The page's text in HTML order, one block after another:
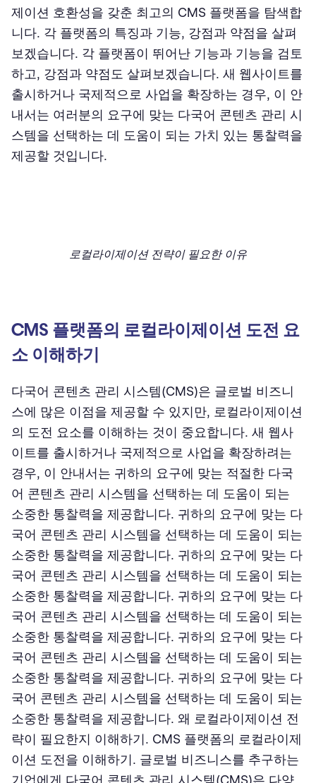
제이션 호환성을 갖춘 최고의 CMS 플랫폼을 탐색합
니다. 각 플랫폼의 특징과 기능, 강점과 약점을 살펴
보겠습니다. 각 플랫폼이 뛰어난 기능과 기능을 검토
하고, 강점과 약점도 살펴보겠습니다. 새 웹사이트를
출시하거나 국제적으로 사업을 확장하는 경우, 이 안
내서는 여러분의 요구에 맞는 다국어 콘텐츠 관리 시
스템을 선택하는 데 도움이 되는 가치 있는 통찰력을
제공할 것입니다.
로컬라이제이션 전략이 필요한 이유
CMS 플랫폼의 로컬라이제이션 도전 요
소 이해하기
다국어 콘텐츠 관리 시스템(CMS)은 글로벌 비즈니
스에 많은 이점을 제공할 수 있지만, 로컬라이제이션
의 도전 요소를 이해하는 것이 중요합니다. 새 웹사
이트를 출시하거나 국제적으로 사업을 확장하려는
경우, 이 안내서는 귀하의 요구에 맞는 적절한 다국
어 콘텐츠 관리 시스템을 선택하는 데 도움이 되는
소중한 통찰력을 제공합니다. 귀하의 요구에 맞는 다
국어 콘텐츠 관리 시스템을 선택하는 데 도움이 되는
소중한 통찰력을 제공합니다. 귀하의 요구에 맞는 다
국어 콘텐츠 관리 시스템을 선택하는 데 도움이 되는
소중한 통찰력을 제공합니다. 귀하의 요구에 맞는 다
국어 콘텐츠 관리 시스템을 선택하는 데 도움이 되는
소중한 통찰력을 제공합니다. 귀하의 요구에 맞는 다
국어 콘텐츠 관리 시스템을 선택하는 데 도움이 되는
소중한 통찰력을 제공합니다. 귀하의 요구에 맞는 다
국어 콘텐츠 관리 시스템을 선택하는 데 도움이 되는
소중한 통찰력을 제공합니다. 왜 로컬라이제이션 전
략이 필요한지 이해하기. CMS 플랫폼의 로컬라이제
이션 도전을 이해하기. 글로벌 비즈니스를 추구하는
기업에게 다국어 콘텐츠 관리 시스템(CMS)은 다양